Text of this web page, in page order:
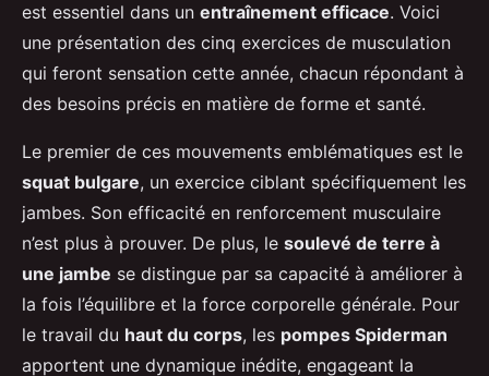
est essentiel dans un entraînement efficace. Voici
une présentation des cinq exercices de musculation
qui feront sensation cette année, chacun répondant à
des besoins précis en matière de forme et santé.
Le premier de ces mouvements emblématiques est le
squat bulgare, un exercice ciblant spécifiquement les
jambes. Son efficacité en renforcement musculaire
n’est plus à prouver. De plus, le soulevé de terre à
une jambe se distingue par sa capacité à améliorer à
la fois l’équilibre et la force corporelle générale. Pour
le travail du haut du corps, les pompes Spiderman
apportent une dynamique inédite, engageant la